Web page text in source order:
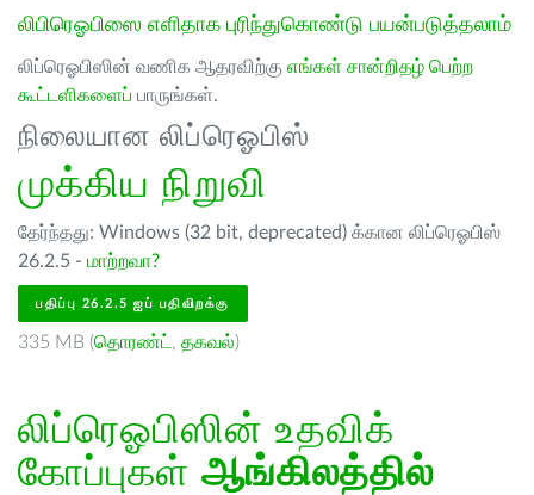
லிபிரெஓபிஸை எளிதாக புரிந்துகொண்டு பயன்படுத்தலாம்
லிப்ரெஓபிஸின் வணிக ஆதரவிற்கு எங்கள் சான்றிதழ் பெற்ற
கூட்டளிகளைப் பாருங்கள்.
நிலையான லிப்ரெஓபிஸ்
முக்கிய நிறுவி
தேர்ந்தது: Windows (32 bit, deprecated) க்கான லிப்ரெஓபிஸ்
26.2.5 - மாற்றவா?
பதிப்பு 26.2.5 ஐப் பதிவிறக்கு
335 MB (தொரண்ட் , தகவல்)
லிப்ரெஓபிஸின் உதவிக்
கோப்புகள் ஆங்கிலத்தில்